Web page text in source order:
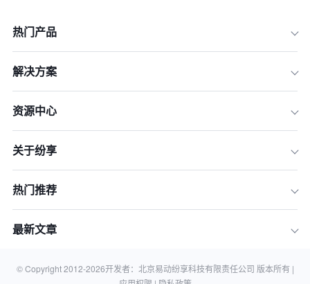
三、2026年5款主流CRM软件横向评测
四、如何选择最适合你的CRM系统？一
关于CRM系统的常见问题 (FAQ)
热门产品
解决方案
资源中心
关于纷享
热门推荐
最新文章
© Copyright 2012-2026开发者：北京易动纷享科技有限责任公司 版本所有 |